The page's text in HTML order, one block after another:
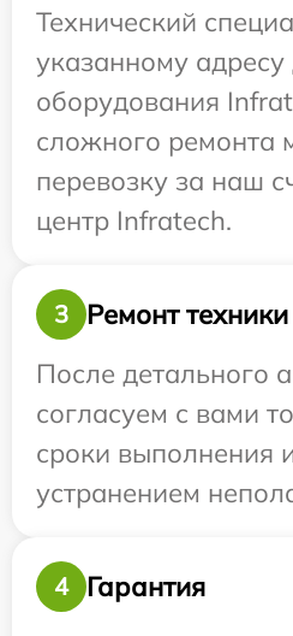
Технический
указанному
оборудования
сложного ремонта
перевозку за наш
центр Infratech.
3
Ремонт техники
После детального
согласуем с вами
сроки выполнения
устранением
4
Гарантия